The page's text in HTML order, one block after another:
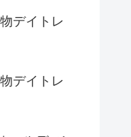
デイトレ
デイトレ